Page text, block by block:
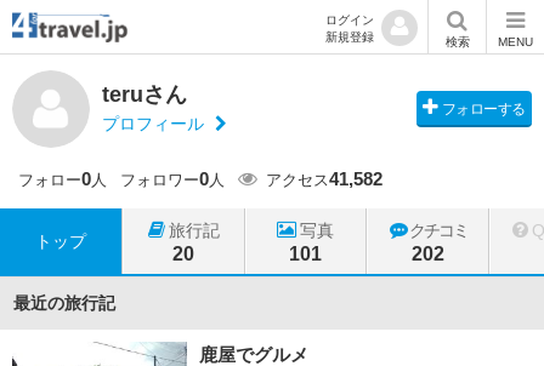
ログイン
新規登録
検索 MENU
teruさん
プロフィール
フォローする
フォロー0人 フォロワー0人 アクセス41,582
トップ
旅行記
20
写真
101
クチコミ
202
最近の旅行記
鹿屋でグルメ